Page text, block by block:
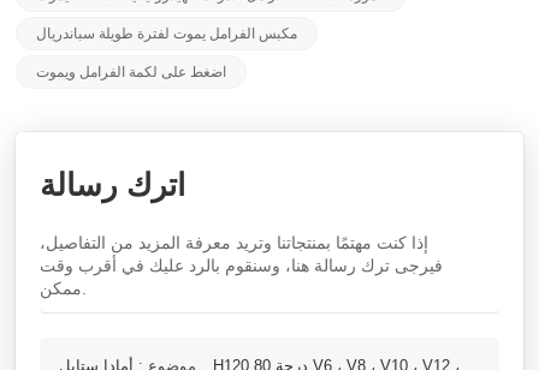
مكبس الفرامل يموت لفترة طويلة سباندريال
اضغط على لكمة الفرامل ويموت
اترك رسالة
إذا كنت مهتمًا بمنتجاتنا وتريد معرفة المزيد من التفاصيل،
فيرجى ترك رسالة هنا، وسنقوم بالرد عليك في أقرب وقت
موضوع : أمادا ستايل H120 80 درجة V6 ، V8 ، V10 ، V12 ،